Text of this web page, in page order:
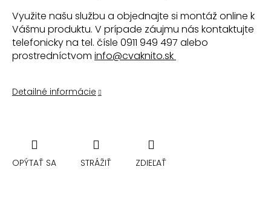
Využite našu službu a objednajte si montáž online k
Vášmu produktu. V prípade záujmu nás kontaktujte
telefonicky na tel. čísle 0911 949 497 alebo
prostredníctvom info@cvaknito.sk
Detailné informácie
OPÝTAŤ SA STRÁŽIŤ ZDIEĽAŤ